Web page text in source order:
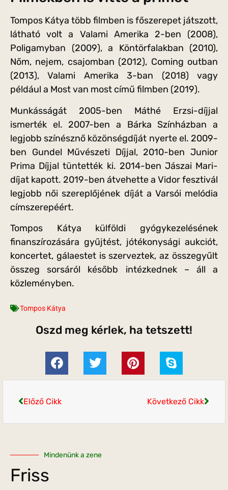
Tompos Kátya több filmben is főszerepet játszott,
látható volt a Valami Amerika 2-ben (2008),
Poligamyban (2009), a Köntörfalakban (2010),
Nőm, nejem, csajomban (2012), Coming outban
(2013), Valami Amerika 3-ban (2018) vagy
például a Most van most című filmben (2019).
Munkásságát 2005-ben Máthé Erzsi-díjjal
ismerték el. 2007-ben a Bárka Színházban a
legjobb színésznő közönségdíját nyerte el. 2009-
ben Gundel Művészeti Díjjal, 2010-ben Junior
Prima Díjjal tüntették ki. 2014-ben Jászai Mari-
díjat kapott. 2019-ben átvehette a Vidor fesztivál
legjobb női szereplőjének díját a Varsói melódia
címszerepéért.
Tompos Kátya külföldi gyógykezelésének
finanszírozására gyűjtést, jótékonysági aukciót,
koncertet, gálaestet is szerveztek, az összegyűlt
összeg sorsáról később intézkednek – áll a
közleményben.
Tompos Kátya
Oszd meg kérlek, ha tetszett!
Előző Cikk Következő Cikk
Mindenünk a zene
Friss